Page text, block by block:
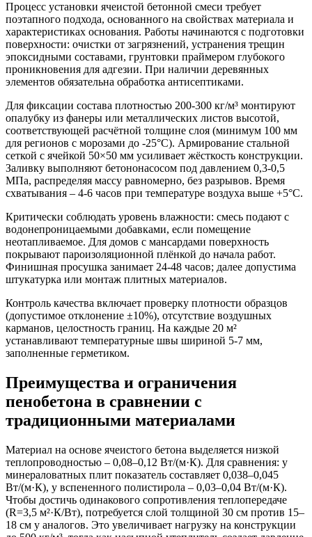
Процесс установки ячеистой бетонной смеси требует
поэтапного подхода, основанного на свойствах материала и
характеристиках основания. Работы начинаются с подготовки
поверхности: очистки от загрязнений, устранения трещин
эпоксидными составами, грунтовки праймером глубокого
проникновения для адгезии. При наличии деревянных
элементов обязательна обработка антисептиками.
Для фиксации состава плотностью 200-300 кг/м³ монтируют
опалубку из фанеры или металлических листов высотой,
соответствующей расчётной толщине слоя (минимум 100 мм
для регионов с морозами до -25°C). Армирование стальной
сеткой с ячейкой 50×50 мм усиливает жёсткость конструкции.
Заливку выполняют бетононасосом под давлением 0,3-0,5
МПа, распределяя массу равномерно, без разрывов. Время
схватывания – 4-6 часов при температуре воздуха выше +5°C.
Критически соблюдать уровень влажности: смесь подают с
водонепроницаемыми добавками, если помещение
неотапливаемое. Для домов с мансардами поверхность
покрывают пароизоляционной плёнкой до начала работ.
Финишная просушка занимает 24-48 часов; далее допустима
штукатурка или монтаж плитных материалов.
Контроль качества включает проверку плотности образцов
(допустимое отклонение ±10%), отсутствие воздушных
карманов, целостность границ. На каждые 20 м²
устанавливают температурные швы шириной 5-7 мм,
заполненные герметиком.
Преимущества и ограничения
пенобетона в сравнении с
традиционными материалами
Материал на основе ячеистого бетона выделяется низкой
теплопроводностью – 0,08–0,12 Вт/(м·К). Для сравнения: у
минераловатных плит показатель составляет 0,038–0,045
Вт/(м·К), у вспененного полистирола – 0,03–0,04 Вт/(м·К).
Чтобы достичь одинакового сопротивления теплопередаче
(R=3,5 м²·К/Вт), потребуется слой толщиной 30 см против 15–
18 см у аналогов. Это увеличивает нагрузку на конструкции